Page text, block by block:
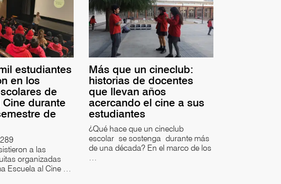
estudiantes
en los
de
durante
de
a las
organizadas
Escuela al Cine …
Más que un cineclub:
historias de docentes
que llevan años
acercando el cine a sus
estudiantes
¿Qué hace que un cineclub
escolar se sostenga durante más
de una década? En el marco de los